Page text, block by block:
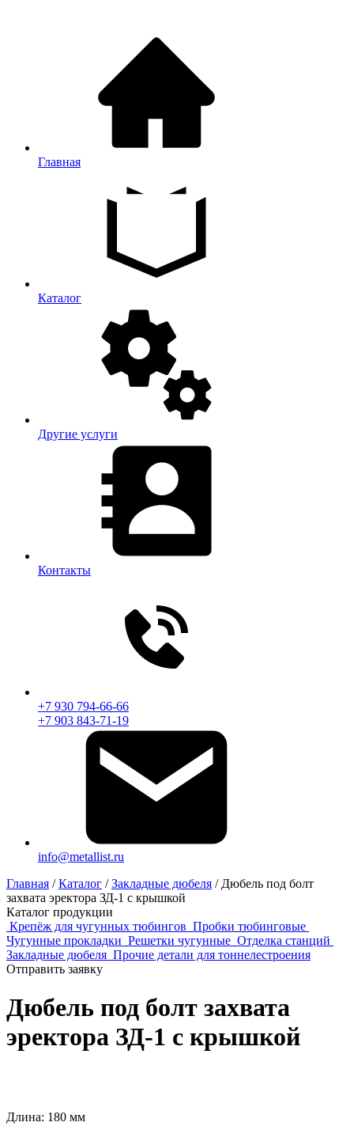
Главная
Каталог
Другие услуги
Контакты
+7 930 794-66-66
+7 903 843-71-19
info@metallist.ru
Главная /Каталог /Закладные дюбеля / Дюбель под болт
захвата эректора ЗД-1 с крышкой
Каталог продукции
Крепёж для чугунных тюбингов Пробки тюбинговые
Чугунные прокладки Решетки чугунные Отделка станций
Закладные дюбеля Прочие детали для тоннелестроения
Отправить заявку
Дюбель под болт захвата
эректора ЗД-1 с крышкой
Длина: 180 мм